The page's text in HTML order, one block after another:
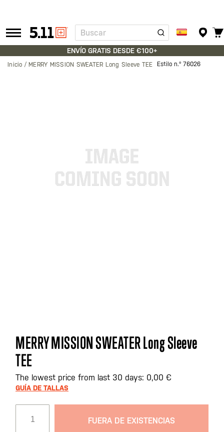
Tactical
Gear
Buscar
ENVÍO GRATIS DESDE €100+
Inicio MERRY MISSION SWEATER Long Sleeve TEE Estilo n.º 76026
Saltar
al
comienzo
la
galería
de
imágenes
MERRY MISSION SWEATER Long Sleeve
TEE
The lowest price from last 30 days: 0,00 €
GUÍA DE TALLAS
FUERA DE EXISTENCIAS